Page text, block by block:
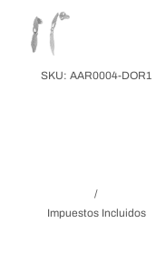
SKU: AAR0004-DOR1
/
Impuestos Incluidos